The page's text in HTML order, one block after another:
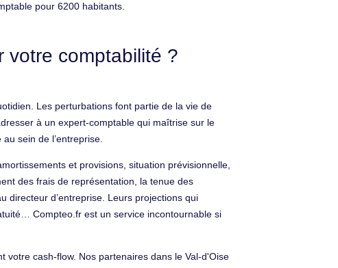
pour 6200 habitants.
votre comptabilité ?
Les perturbations font partie de la vie de
à un expert-comptable qui maîtrise sur le
sein de l’entreprise.
et provisions, situation prévisionnelle,
des frais de représentation, la tenue des
directeur d’entreprise. Leurs projections qui
Compteo.fr est un service incontournable si
votre cash-flow. Nos partenaires dans le Val-d'Oise